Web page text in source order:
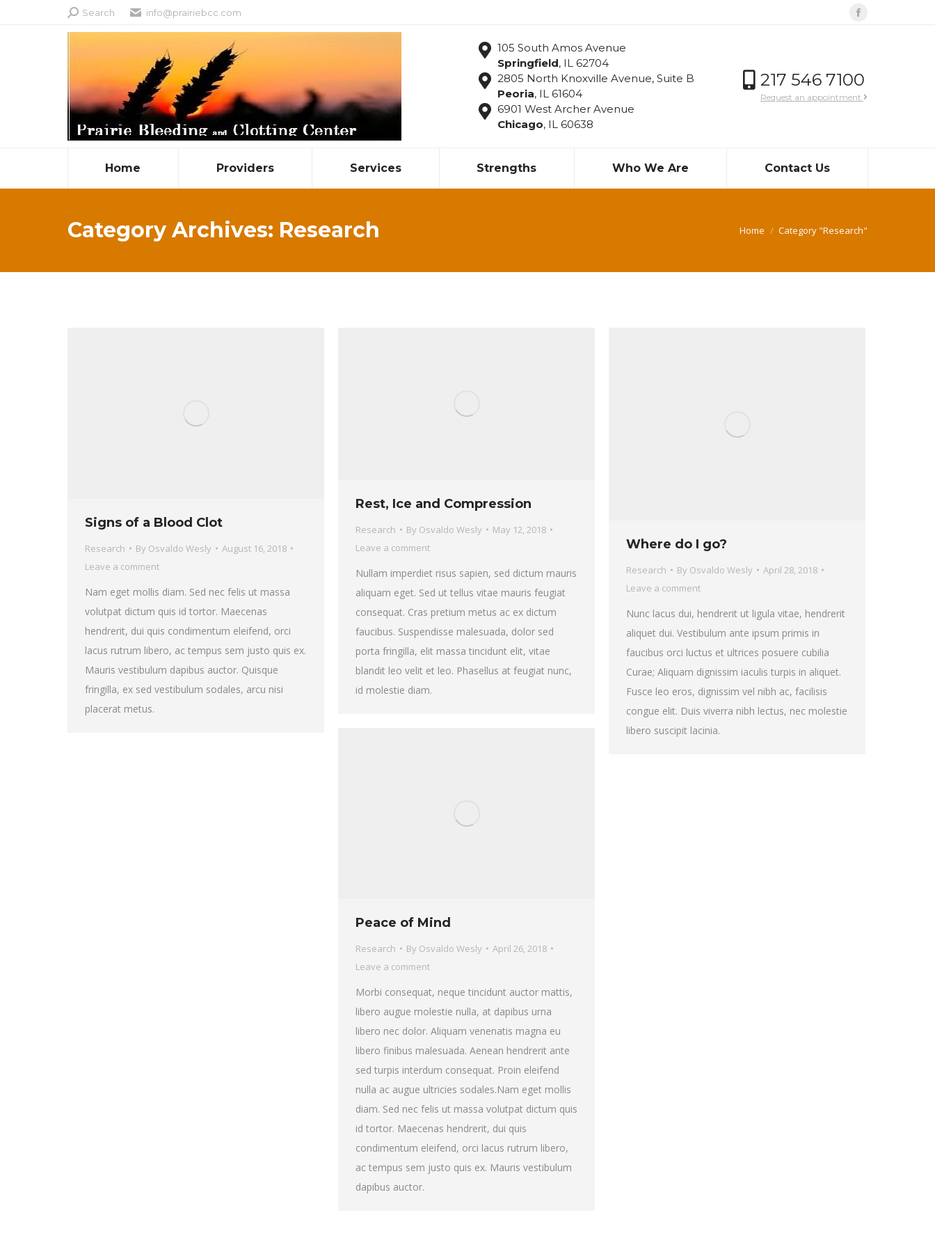
Search:
Search info@prairiebcc.com
Facebook
in
new
105 South Amos Avenue
Springfield, IL 62704
2805 North Knoxville Avenue, Suite B
Peoria, IL 61604
6901 West Archer Avenue
Chicago, IL 60638
217 546 7100
Request an appointment
Home Providers Services Strengths Who We Are Contact Us
Category Archives: Research You are here:
Home Category "Research"
Signs of a Blood Clot
Research By Osvaldo Wesly
August 16, 2018
Leave a comment
Nam eget mollis diam. Sed nec felis ut massa
volutpat dictum quis id tortor. Maecenas
hendrerit, dui quis condimentum eleifend, orci
lacus rutrum libero, ac tempus sem justo quis ex.
Mauris vestibulum dapibus auctor. Quisque
fringilla, ex sed vestibulum sodales, arcu nisi
placerat metus.
Rest, Ice and Compression
Research By Osvaldo Wesly
May 12, 2018
Leave a comment
Nullam imperdiet risus sapien, sed dictum mauris
aliquam eget. Sed ut tellus vitae mauris feugiat
consequat. Cras pretium metus ac ex dictum
faucibus. Suspendisse malesuada, dolor sed
porta fringilla, elit massa tincidunt elit, vitae
blandit leo velit et leo. Phasellus at feugiat nunc,
id molestie diam.
Where do I go?
Research By Osvaldo Wesly
April 28, 2018
Leave a comment
Nunc lacus dui, hendrerit ut ligula vitae, hendrerit
aliquet dui. Vestibulum ante ipsum primis in
faucibus orci luctus et ultrices posuere cubilia
Curae; Aliquam dignissim iaculis turpis in aliquet.
Fusce leo eros, dignissim vel nibh ac, facilisis
congue elit. Duis viverra nibh lectus, nec molestie
libero suscipit lacinia.
Peace of Mind
Research By Osvaldo Wesly
April 26, 2018
Leave a comment
Morbi consequat, neque tincidunt auctor mattis,
libero augue molestie nulla, at dapibus urna
libero nec dolor. Aliquam venenatis magna eu
libero finibus malesuada. Aenean hendrerit ante
sed turpis interdum consequat. Proin eleifend
nulla ac augue ultricies sodales.Nam eget mollis
diam. Sed nec felis ut massa volutpat dictum quis
id tortor. Maecenas hendrerit, dui quis
condimentum eleifend, orci lacus rutrum libero,
ac tempus sem justo quis ex. Mauris vestibulum
dapibus auctor.